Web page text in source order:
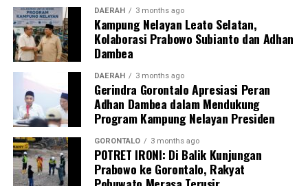
DAERAH 3 months ago
Kampung Nelayan Leato Selatan,
Kolaborasi Prabowo Subianto dan Adhan
Dambea
DAERAH 3 months ago
Gerindra Gorontalo Apresiasi Peran
Adhan Dambea dalam Mendukung
Program Kampung Nelayan Presiden
GORONTALO 3 months ago
POTRET IRONI: Di Balik Kunjungan
Prabowo ke Gorontalo, Rakyat